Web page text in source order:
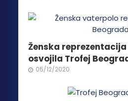
Ženska
osvojila Trofej
05/12/2020